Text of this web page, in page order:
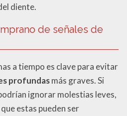
diente.
de señales de
a tiempo es clave para evitar
profundasmás graves. Si
ignorar molestias leves,
estas pueden ser